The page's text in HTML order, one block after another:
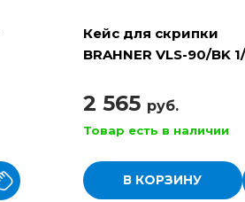
Кейс для скрипки
BRAHNER VLS-90/BK
2 лямки, форма
2 565 руб.
Товар есть в наличии
В КОРЗИНУ